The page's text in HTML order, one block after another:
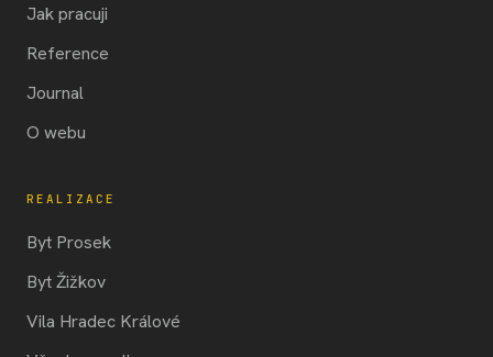
Jak pracuji
Reference
Journal
O webu
REALIZACE
Byt Prosek
Byt Žižkov
Vila Hradec Králové